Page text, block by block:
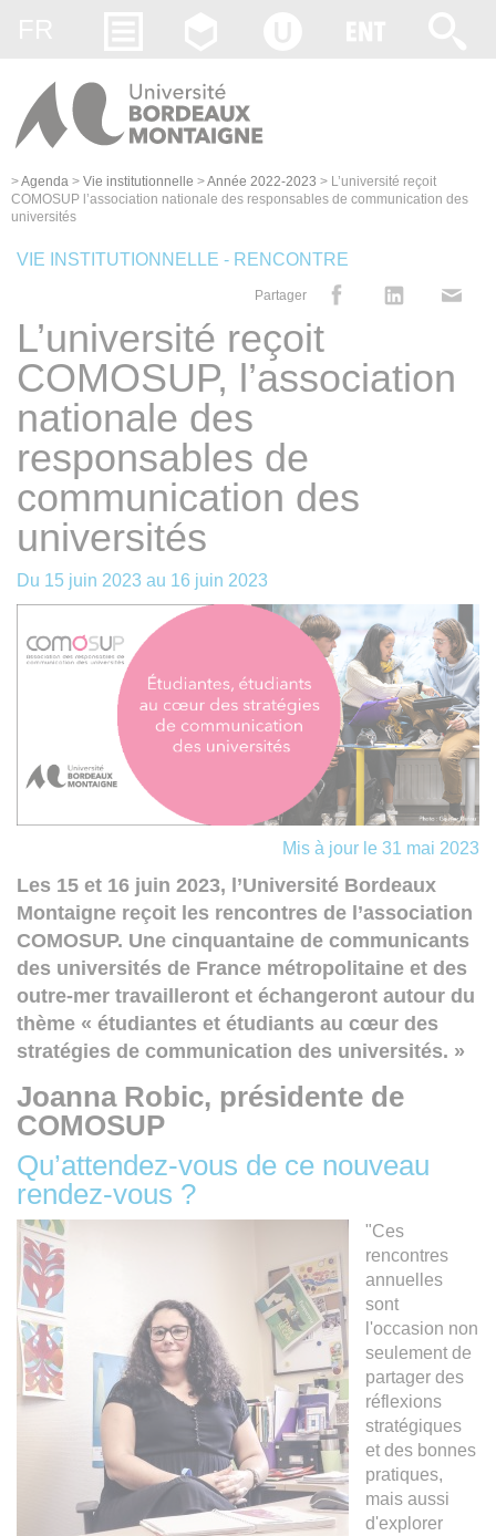
>Agenda > Vie institutionnelle >Année 2022-2023 > L’université reçoit
COMOSUP l’association nationale des responsables de communication des
universités
VIE INSTITUTIONNELLE - RENCONTRE
Partager
L’université reçoit
COMOSUP, l’association
nationale des
responsables de
communication des
universités
Du 15 juin 2023 au 16 juin 2023
Mis à jour le 31 mai 2023
Les 15 et 16 juin 2023, l’Université Bordeaux
Montaigne reçoit les rencontres de l’association
COMOSUP. Une cinquantaine de communicants
des universités de France métropolitaine et des
outre-mer travailleront et échangeront autour du
thème « étudiantes et étudiants au cœur des
stratégies de communication des universités. »
Joanna Robic, présidente de
COMOSUP
Qu’attendez-vous de ce nouveau
rendez-vous ?
"Ces
rencontres
annuelles
sont
l'occasion non
seulement de
partager des
réflexions
stratégiques
et des bonnes
pratiques,
mais aussi
d'explorer